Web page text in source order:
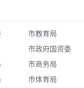
市教育局
市政府国资委
市商务局
市体育局